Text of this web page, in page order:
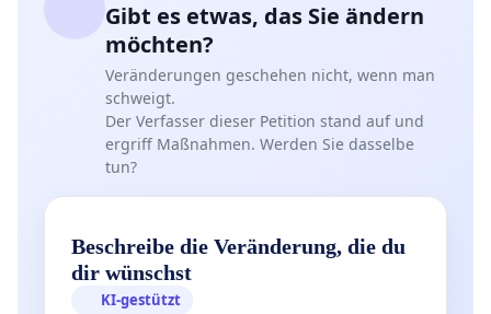
Gibt es etwas, das Sie ändern
möchten?
Veränderungen geschehen nicht, wenn man
schweigt.
Der Verfasser dieser Petition stand auf und
ergriff Maßnahmen. Werden Sie dasselbe
tun?
Beschreibe die Veränderung, die du
dir wünschst
KI-gestützt